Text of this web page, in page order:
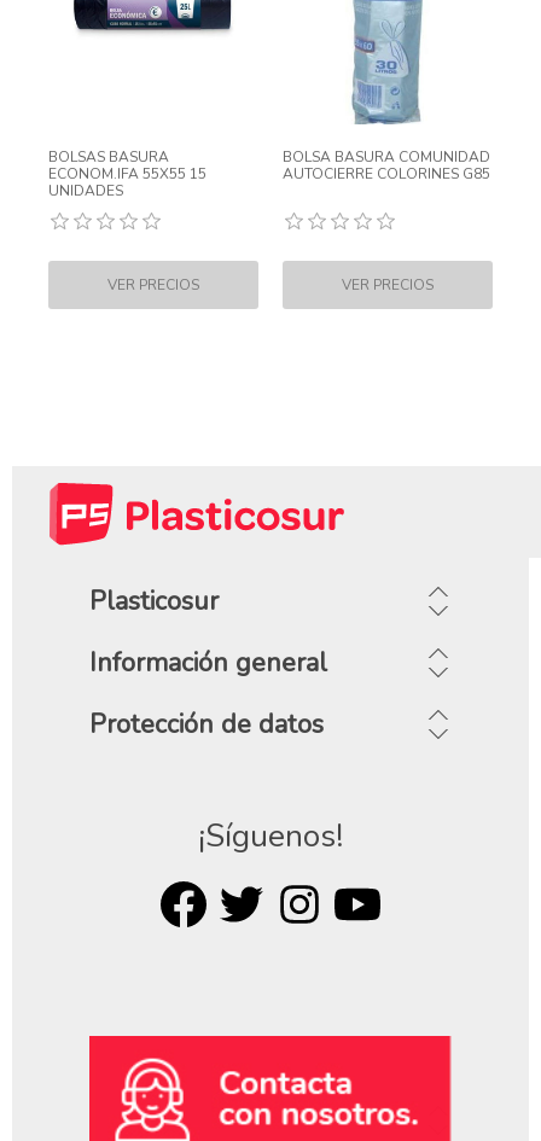
BOLSAS BASURA
ECONOM.IFA 55X55 15
UNIDADES
BOLSA BASURA COMUNIDAD
AUTOCIERRE COLORINES G85
Plasticosur
Información general
Protección de datos
¡Síguenos!